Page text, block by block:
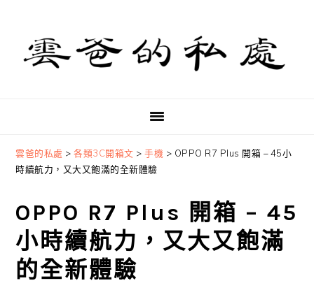
primary
navigation
content
primary
sidebar
雲爸的私處 >各類3C開箱文 >手機 > OPPO R7 Plus 開箱 – 45小
時續航力，又大又飽滿的全新體驗
OPPO R7 Plus 開箱 – 45
小時續航力，又大又飽滿
的全新體驗